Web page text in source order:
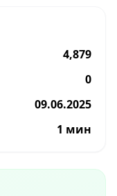
4,879
0
09.06.2025
1 мин